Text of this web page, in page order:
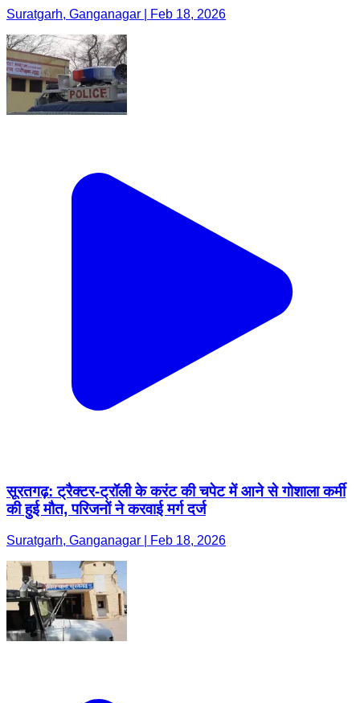
Suratgarh, Ganganagar | Feb 18, 2026
सूरतगढ़: ट्रैक्टर-ट्रॉली के करंट की चपेट में आने से गोशाला कर्मी
की हुई मौत, परिजनों ने करवाई मर्ग दर्ज
Suratgarh, Ganganagar | Feb 18, 2026